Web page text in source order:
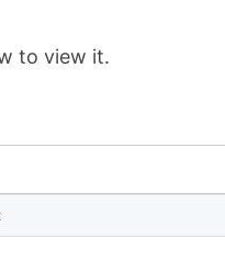
to view it.